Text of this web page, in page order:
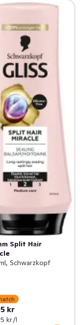
Split Hair
Schwarzkopf
kr
kr /l